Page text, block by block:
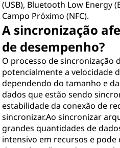
(USB), Bluetooth Low Energy
Campo Próximo (NFC).
A sincronização
de desempenho?
O processo de sincronização
potencialmente a velocidade
dependendo do tamanho e
dados que estão sendo
estabilidade da conexão de
sincronizar.Ao sincronizar
grandes quantidades de
intensivo em recursos e pode